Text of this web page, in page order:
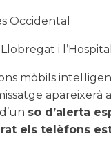
Occidental
i
mòbils
apareixerà
so d’alerta
els telèfons